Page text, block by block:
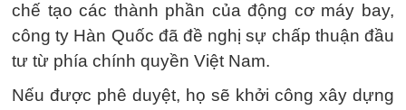
chế tạo các thành phần của động cơ máy bay,
công ty Hàn Quốc đã đề nghị sự chấp thuận đầu
tư từ phía chính quyền Việt Nam.
Nếu được phê duyệt, họ sẽ khởi công xây dựng